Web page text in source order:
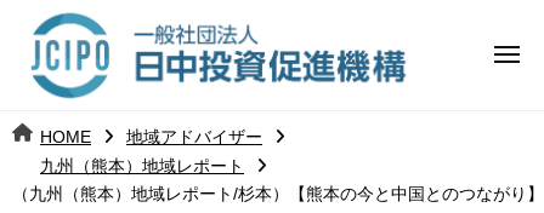
ツ 日
中
j
i
メ
HOME
地域アドバイザー
九州（熊本）地域レポート
（九州（熊本）地域レポート/杉本）【熊本の今と中国とのつながり】
日
中
資
促